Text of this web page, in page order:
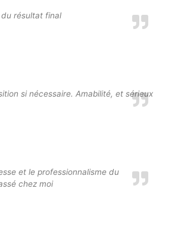
résultat final
si nécessaire. Amabilité, et sérieux
et le professionnalisme du
chez moi